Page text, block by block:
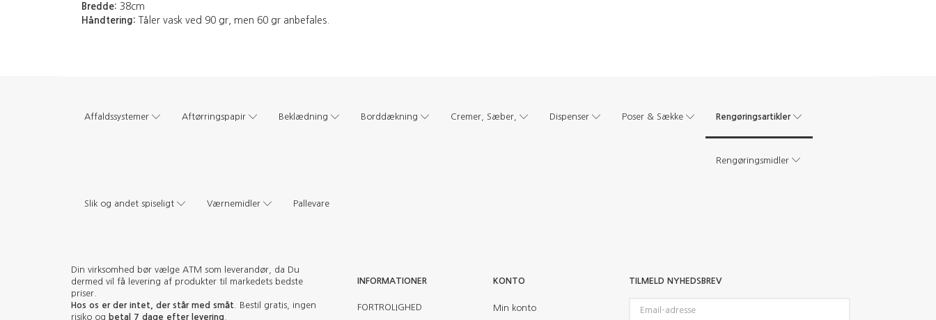
Bredde: 38cm
Håndtering: Tåler vask ved 90 gr, men 60 gr anbefales.
Affaldssystemer Aftørringspapir Beklædning Borddækning Cremer, Sæber, Dispenser Poser & Sække Rengøringsartikler
Rengøringsmidler
Slik og andet spiseligt Værnemidler Pallevare
Din virksomhed bør vælge ATM som leverandør, da Du
dermed vil få levering af produkter til markedets bedste
priser.
Hos os er der intet, der står med småt . Bestil gratis, ingen
risiko og betal 7 dage efter levering
INFORMATIONER
FORTROLIGHED
KONTO
Min konto
TILMELD NYHEDSBREV
adresse